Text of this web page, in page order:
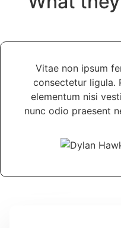
Vitae non ipsum
consectetur ligula.
elementum nisi
nunc odio praesent